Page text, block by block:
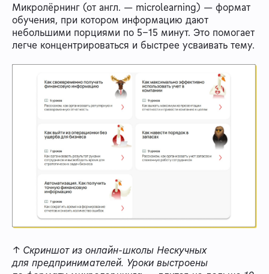
Микролёрнинг (от англ. — microlearning) — формат
обучения, при котором информацию дают
небольшими порциями по 5–15 минут. Это помогает
легче концентрироваться и быстрее усваивать тему.
↑ Скриншот из онлайн-школы Нескучных
для предпринимателей. Уроки выстроены